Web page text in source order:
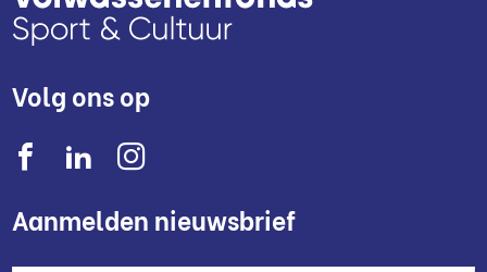
Volg ons op
Aanmelden nieuwsbrief